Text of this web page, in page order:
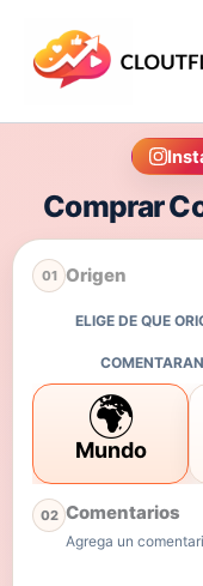
contenido
Comprar
01 Origen
ELIGE DE QUE
🌍
Mundo
02 Comentarios
Agrega un